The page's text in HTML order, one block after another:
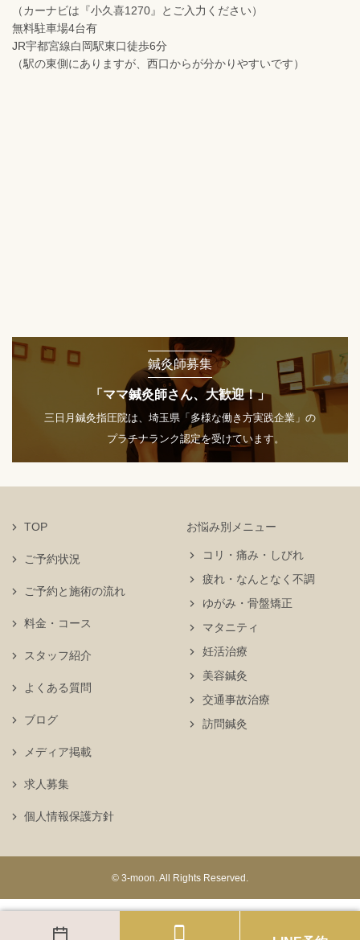
（カーナビは『小久喜1270』とご入力ください）
無料駐車場4台有
JR宇都宮線白岡駅東口徒歩6分
（駅の東側にありますが、西口からが分かりやすいです）
鍼灸師募集
「ママ鍼灸師さん、大歓迎！」
三日月鍼灸指圧院は、埼玉県「多様な働き方実践企業」の
プラチナランク認定を受けています。
TOP
ご予約状況
お悩み別メニュー
コリ・痛み・しびれ
疲れ・なんとなく不調
ゆがみ・骨盤矯正
マタニティ
妊活治療
美容鍼灸
交通事故治療
訪問鍼灸
ご予約と施術の流れ
料金・コース
スタッフ紹介
よくある質問
ブログ
メディア掲載
求人募集
個人情報保護方針
© 3-moon. All Rights Reserved.